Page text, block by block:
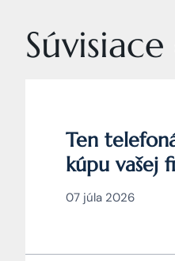
Ten
kúpu vašej
07 júla 2026